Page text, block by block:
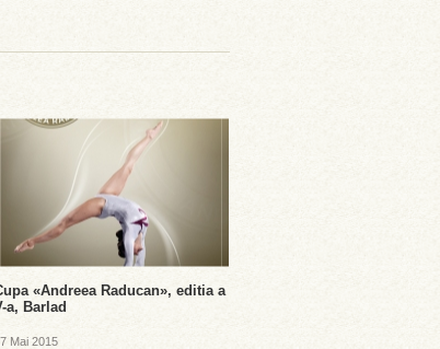
«Andreea Raducan», editia a
a, Barlad
Mai 2015